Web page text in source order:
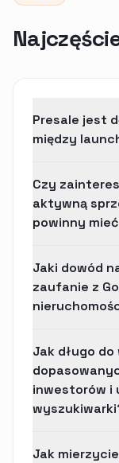
Presale jest
między
Czy
aktywną
powinny
Jaki dowód
zaufanie z
Jak długo
inwestorów i
Jak